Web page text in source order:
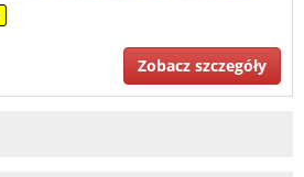
Zobacz szczegóły